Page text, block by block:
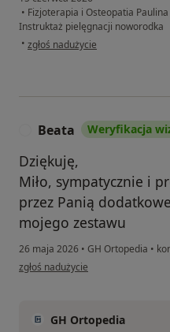
• Fizjoterapia i Osteopatia
Instruktaż pielęgnacji noworodka
• w opinii użytkownika Karolina
zgłoś nadużycie
Beata Weryfikacja
Dziękuję,
Miło, sympatycznie i
przez Panią
mojego zestawu
26 maja 2026 • GH Ortopedia •
w opinii użytkownika Beata
zgłoś nadużycie
GH Ortopedia